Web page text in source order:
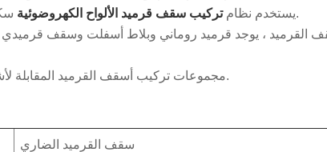
يستخدم نظامتركيب سقف قرميد الألواح الكهروضوئية
سكك وخطافات لتأمين النظام الشمسي بإطار السقف.
القرميد ، يوجد قرميد روماني وبلاط أسفلت وسقف
صممت Wintop مجموعات تركيب أسقف القرميد المقابلة لأشكال مختلفة لسقف القرميد لتختار.
سقف القرميد الضاري